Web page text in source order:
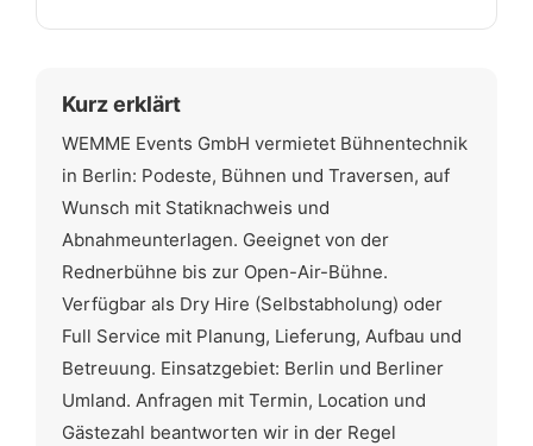
Kurz erklärt
WEMME Events GmbH vermietet Bühnentechnik
in Berlin: Podeste, Bühnen und Traversen, auf
Wunsch mit Statiknachweis und
Abnahmeunterlagen. Geeignet von der
Rednerbühne bis zur Open-Air-Bühne.
Verfügbar als Dry Hire (Selbstabholung) oder
Full Service mit Planung, Lieferung, Aufbau und
Betreuung. Einsatzgebiet: Berlin und Berliner
Umland. Anfragen mit Termin, Location und
Gästezahl beantworten wir in der Regel